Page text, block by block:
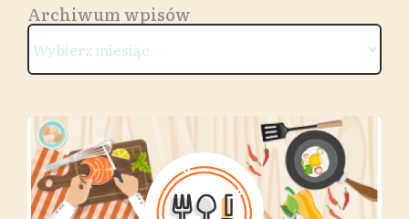
Archiwum wpisów
Archiwum
wpisów